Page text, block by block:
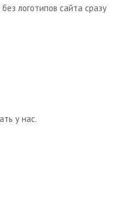
логотипов сайта сразу
у нас.